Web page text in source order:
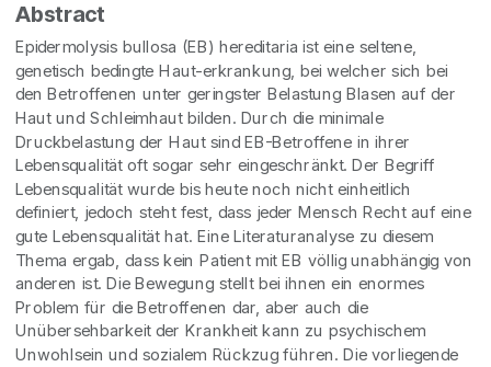
Abstract
Epidermolysis bullosa (EB) hereditaria ist eine seltene,
genetisch bedingte Haut-erkrankung, bei welcher sich bei
den Betroffenen unter geringster Belastung Blasen auf der
Haut und Schleimhaut bilden. Durch die minimale
Druckbelastung der Haut sind EB-Betroffene in ihrer
Lebensqualität oft sogar sehr eingeschränkt. Der Begriff
Lebensqualität wurde bis heute noch nicht einheitlich
definiert, jedoch steht fest, dass jeder Mensch Recht auf eine
gute Lebensqualität hat. Eine Literaturanalyse zu diesem
Thema ergab, dass kein Patient mit EB völlig unabhängig von
anderen ist. Die Bewegung stellt bei ihnen ein enormes
Problem für die Betroffenen dar, aber auch die
Unübersehbarkeit der Krankheit kann zu psychischem
Unwohlsein und sozialem Rückzug führen. Die vorliegende